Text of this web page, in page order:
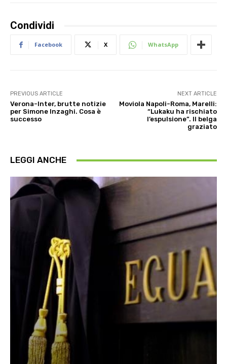
Condividi
Facebook X WhatsApp
PREVIOUS ARTICLE
Verona-Inter, brutte notizie
per Simone Inzaghi. Cosa è
successo
NEXT ARTICLE
Moviola Napoli-Roma, Marelli:
“Lukaku ha rischiato
l’espulsione”. Il belga
graziato
LEGGI ANCHE